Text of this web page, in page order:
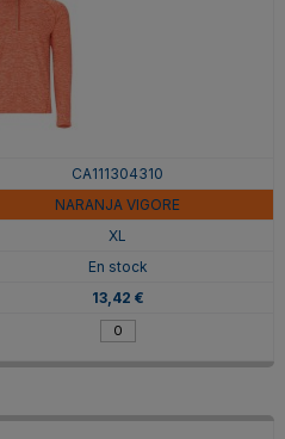
CA111304310
NARANJA VIGORE
XL
En stock
13,42 €